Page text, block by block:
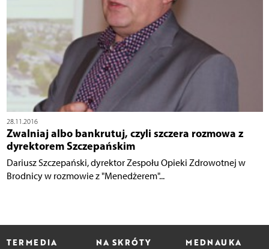
28.11.2016
Zwalniaj albo bankrutuj, czyli szczera rozmowa z
dyrektorem Szczepańskim
Dariusz Szczepański, dyrektor Zespołu Opieki Zdrowotnej w
Brodnicy w rozmowie z "Menedżerem"...
TERMEDIA NA SKRÓTY MEDNAUKA